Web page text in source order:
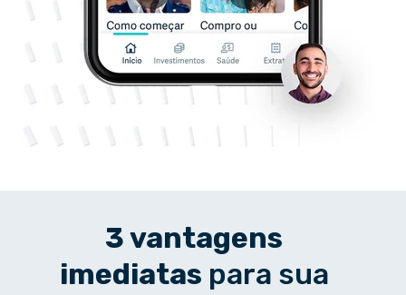
3 vantagens
imediatas para sua